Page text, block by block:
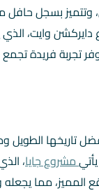
وتتميز بسجل
وايت،
فريدة تجمع
تاريخها الطويل
مشروع جايا،
مما يجعله